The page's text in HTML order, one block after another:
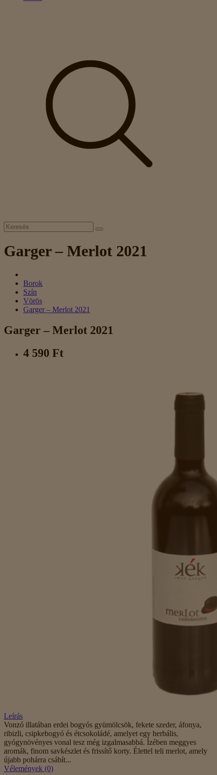
Garger – Merlot 2021
Borok
Szín
Vörös
Garger – Merlot 2021
Garger – Merlot 2021
4 590 Ft
Leírás
Vonzó illatában erdei bogyós gyümölcsök, fekete szeder, áfonya,
ribizli, csipkebogyó és étcsokoládé, amelyet egy herbális,
gyógynövényes vonal tesz még izgalmasabbá. Ízében meggyes
aromák, finom savkészlet és frissítő korty. Élettel teli merlot, amely
újabb pohárra csábít...
Vélemények (0)